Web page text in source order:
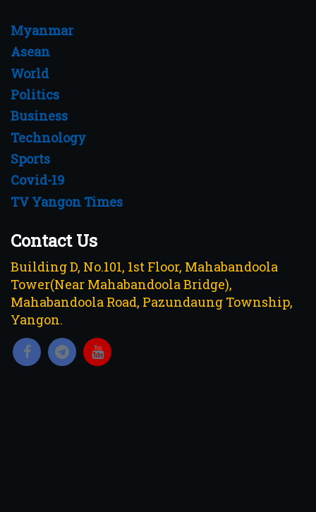
Myanmar
Asean
World
Politics
Business
Technology
Sports
Covid-19
TV Yangon Times
Contact Us
Building D, No.101, 1st Floor, Mahabandoola
Tower(Near Mahabandoola Bridge),
Mahabandoola Road, Pazundaung Township,
Yangon.